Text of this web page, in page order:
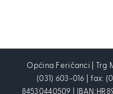
Općina Feričanci | Trg
(031) 603-016 | fax:
84530440509 |